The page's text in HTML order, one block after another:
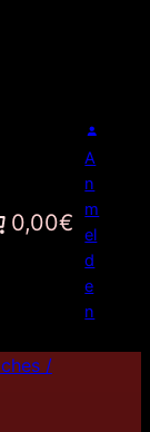
0,00€
A
n
m
el
d
e
n
/